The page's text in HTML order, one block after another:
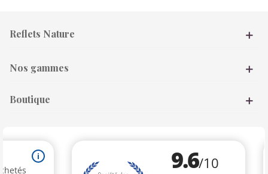
Reflets Nature
Nos gammes
Boutique